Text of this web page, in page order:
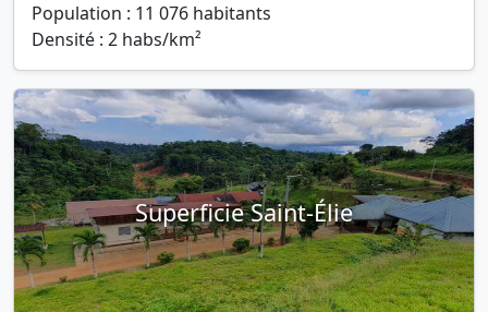
Population : 11 076 habitants
Densité : 2 habs/km²
Superficie Saint-Élie